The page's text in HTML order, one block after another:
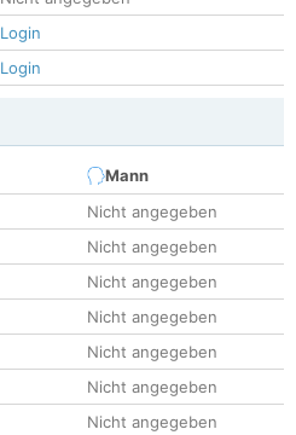
Login
Login
Mann
Nicht angegeben
Nicht angegeben
Nicht angegeben
Nicht angegeben
Nicht angegeben
Nicht angegeben
Nicht angegeben